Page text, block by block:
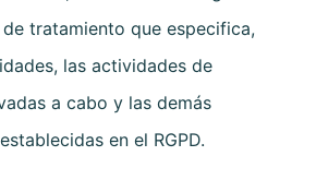
tratamiento que especifica,
las actividades de
a cabo y las demás
en el RGPD.